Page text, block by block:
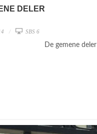
DELER
SBS 6
De gemene deler